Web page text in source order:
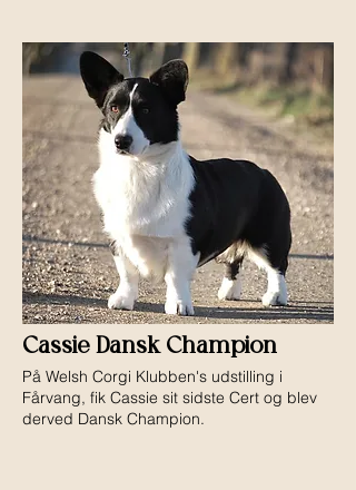
Cassie Dansk Champion
På Welsh Corgi Klubben's udstilling i
Fårvang, fik Cassie sit sidste Cert og blev
derved Dansk Champion.